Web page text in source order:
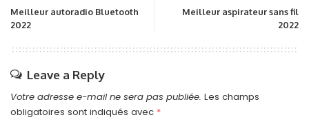
Meilleur autoradio Bluetooth
2022
Meilleur aspirateur sans fil
2022
Leave a Reply
Votre adresse e-mail ne sera pas publiée. Les champs
obligatoires sont indiqués avec *